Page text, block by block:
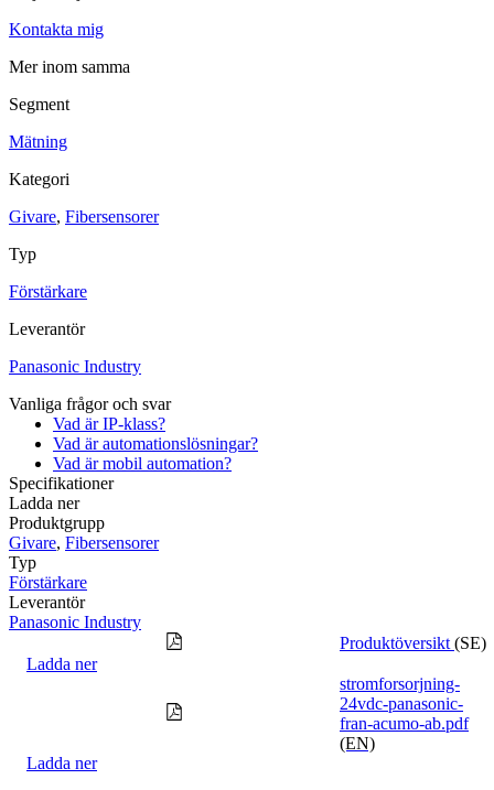
Maskinsäkerhet
Ljusridåer
Varningsljud
Varningsljus
Övrigt
Kontakta mig
Mer inom samma
Segment
Mätning
Kategori
Givare, Fibersensorer
Typ
Förstärkare
Leverantör
Panasonic Industry
Vanliga frågor och svar
Vad är IP-klass?
Vad är automationslösningar?
Vad är mobil automation?
Specifikationer
Ladda ner
Produktgrupp
Givare, Fibersensorer
Typ
Förstärkare
Leverantör
Panasonic Industry
Produktöversikt (SE)
Ladda ner
stromforsorjning-
24vdc-panasonic-
fran-acumo-ab.pdf
(EN)
Ladda ner